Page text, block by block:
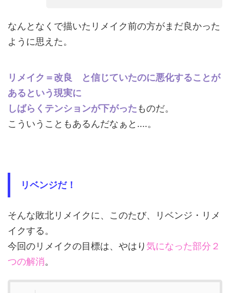
なんとなくで描いたリメイク前の方がまだ良かった
ように思えた。
リメイク＝改良 と信じていたのに悪化することが
あるという現実に
しばらくテンションが下がったものだ。
こういうこともあるんだなぁと‥‥。
リベンジだ！
そんな敗北リメイクに、このたび、リベンジ・リメ
イクする。
今回のリメイクの目標は、やはり気になった部分２
つの解消。